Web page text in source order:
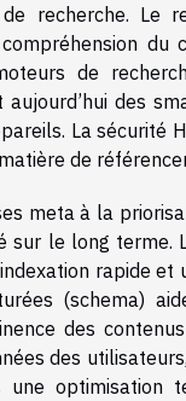
recherche. Le
de
des
La sécurité
de
meta à la
le long terme.
rapide
(schema)
des
des
optimisation